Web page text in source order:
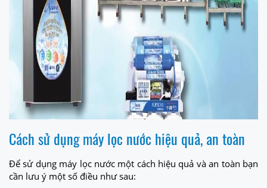
Cách sử dụng máy lọc nước hiệu quả, an toàn
Để sử dụng máy lọc nước một cách hiệu quả và an toàn bạn
cần lưu ý một số điều như sau: